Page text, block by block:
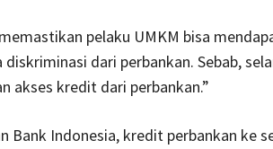
pelaku UMKM bisa
dari perbankan. Sebab,
akses kredit dari perbankan.”
Bank Indonesia, kredit perbankan ke